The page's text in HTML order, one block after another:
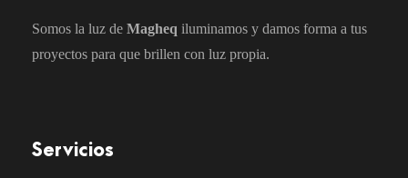
Somos la luz de Magheq iluminamos y damos forma a tus
proyectos para que brillen con luz propia.
Servicios